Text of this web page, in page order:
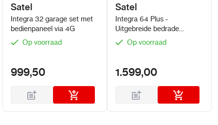
Satel
Integra 32 garage set met
bedienpaneel via 4G
Op voorraad
999,50
Satel
Integra 64 Plus -
Uitgebreide bedrade
alarmset voor bedrijven
conform klasse 3
Op voorraad
1.599,00